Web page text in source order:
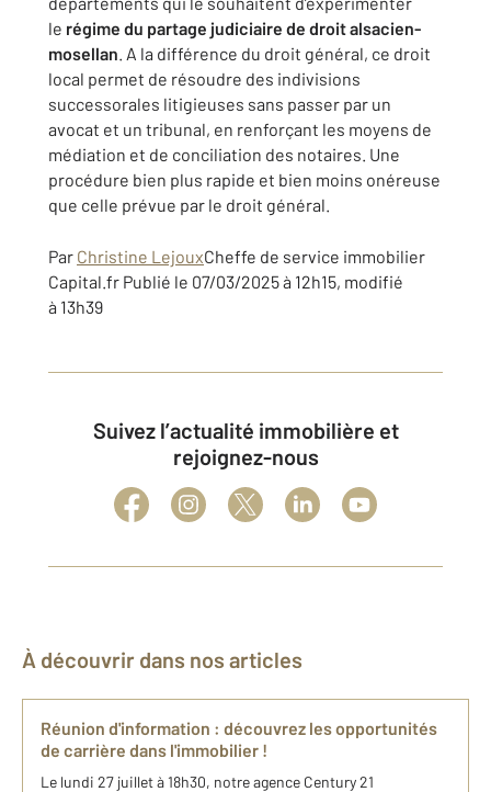
le régime du partage judiciaire de droit alsacien-
mosellan. A la différence du droit général, ce droit
local permet de résoudre des indivisions
successorales litigieuses sans passer par un
avocat et un tribunal, en renforçant les moyens de
médiation et de conciliation des notaires. Une
procédure bien plus rapide et bien moins onéreuse
que celle prévue par le droit général.
Par Christine LejouxCheffe de service immobilier
Capital.fr Publié le 07/03/2025 à 12h15, modifié
à 13h39
Suivez l’actualité immobilière et
rejoignez-nous
À découvrir dans nos articles
Réunion d'information : découvrez les opportunités
de carrière dans l'immobilier !
Le lundi 27 juillet à 18h30, notre agence Century 21